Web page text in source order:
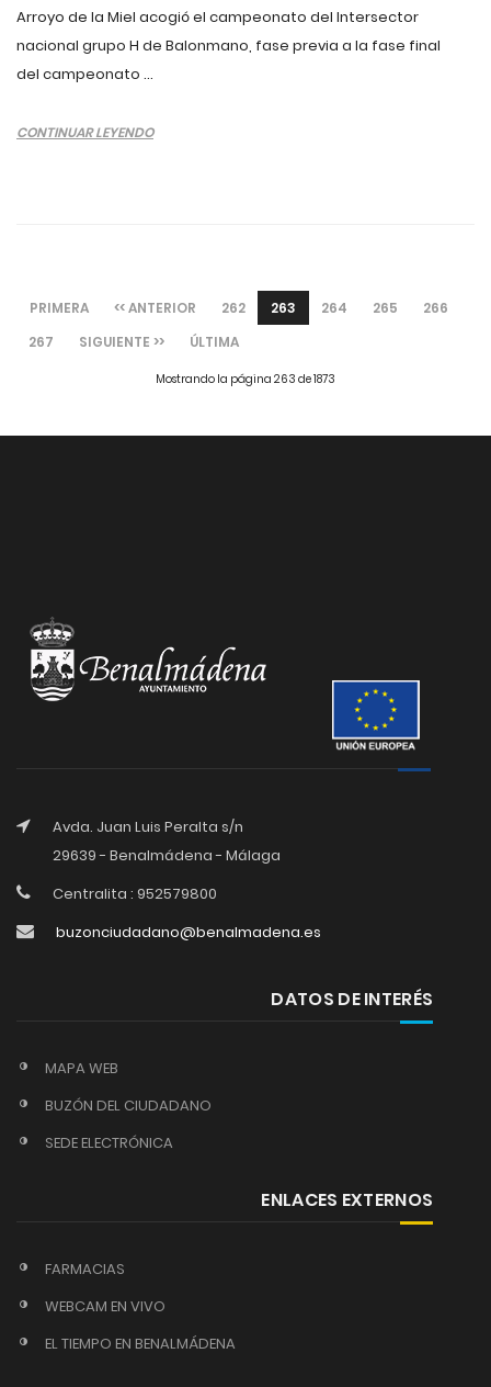
Arroyo de la Miel acogió el campeonato del Intersector
nacional grupo H de Balonmano, fase previa a la fase final
del campeonato ...
CONTINUAR LEYENDO
PRIMERA << ANTERIOR 262 263 264 265
266
267
SIGUIENTE >> ÚLTIMA
Mostrando la página 263 de 1873
Avda. Juan Luis Peralta s/n
29639 - Benalmádena - Málaga
Centralita : 952579800
buzonciudadano@benalmadena.es
DATOS DE INTERÉS
MAPA WEB
BUZÓN DEL CIUDADANO
SEDE ELECTRÓNICA
ENLACES EXTERNOS
FARMACIAS
WEBCAM EN VIVO
EL TIEMPO EN BENALMÁDENA